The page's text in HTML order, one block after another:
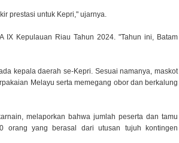
prestasi untuk Kepri," ujarnya.
IX Kepulauan Riau Tahun 2024. "Tahun ini, Batam
kepala daerah se-Kepri. Sesuai namanya, maskot
Melayu serta memegang obor dan berkalung
melaporkan bahwa jumlah peserta dan tamu
orang yang berasal dari utusan tujuh kontingen